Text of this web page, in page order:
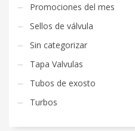
Promociones del mes
Sellos de válvula
Sin categorizar
Tapa Valvulas
Tubos de exosto
Turbos